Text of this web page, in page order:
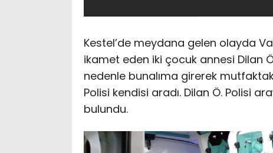
Kestel’de meydana gelen olayda
ikamet eden iki çocuk annesi Dilan
nedenle bunalıma girerek
Polisi kendisi aradı. Dilan Ö. Polisi
bulundu.